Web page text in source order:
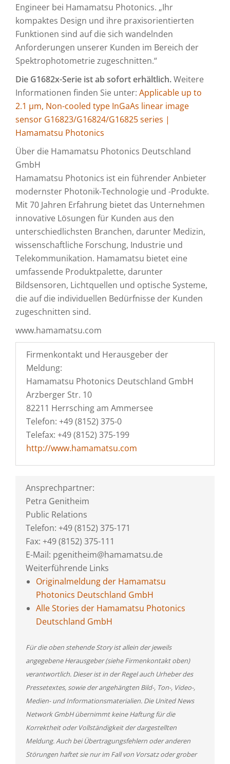
Engineer bei Hamamatsu Photonics. „Ihr
kompaktes Design und ihre praxisorientierten
Funktionen sind auf die sich wandelnden
Anforderungen unserer Kunden im Bereich der
Spektrophotometrie zugeschnitten.“
Die G1682x-Serie ist ab sofort erhältlich.Weitere
Informationen finden Sie unter: Applicable up to
2.1 μm, Non-cooled type InGaAs linear image
sensor G16823/G16824/G16825 series |
Hamamatsu Photonics
Über die Hamamatsu Photonics Deutschland
GmbH
Hamamatsu Photonics ist ein führender Anbieter
modernster Photonik-Technologie und -Produkte.
Mit 70 Jahren Erfahrung bietet das Unternehmen
innovative Lösungen für Kunden aus den
unterschiedlichsten Branchen, darunter Medizin,
wissenschaftliche Forschung, Industrie und
Telekommunikation. Hamamatsu bietet eine
umfassende Produktpalette, darunter
Bildsensoren, Lichtquellen und optische Systeme,
die auf die individuellen Bedürfnisse der Kunden
zugeschnitten sind.
www.hamamatsu.com
Firmenkontakt und Herausgeber der
Meldung:
Hamamatsu Photonics Deutschland GmbH
Arzberger Str. 10
82211 Herrsching am Ammersee
Telefon: +49 (8152) 375-0
Telefax: +49 (8152) 375-199
http://www.hamamatsu.com
Ansprechpartner:
Petra Genitheim
Public Relations
Telefon: +49 (8152) 375-171
Fax: +49 (8152) 375-111
E-Mail: pgenitheim@hamamatsu.de
Weiterführende Links
Originalmeldung der Hamamatsu
Photonics Deutschland GmbH
Alle Stories der Hamamatsu Photonics
Deutschland GmbH
Für die oben stehende Story ist allein der jeweils
angegebene Herausgeber (siehe Firmenkontakt oben)
verantwortlich. Dieser ist in der Regel auch Urheber des
Pressetextes, sowie der angehängten Bild-, Ton-, Video-,
Medien- und Informationsmaterialien. Die United News
Network GmbH übernimmt keine Haftung für die
Korrektheit oder Vollständigkeit der dargestellten
Meldung. Auch bei Übertragungsfehlern oder anderen
Störungen haftet sie nur im Fall von Vorsatz oder grober